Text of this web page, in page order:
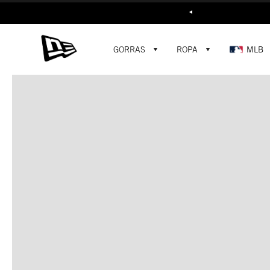
Buscar...
GORRAS ROPA MLB